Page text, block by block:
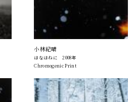
小林紀晴
はなはねに 2008年
Chromogenic Print